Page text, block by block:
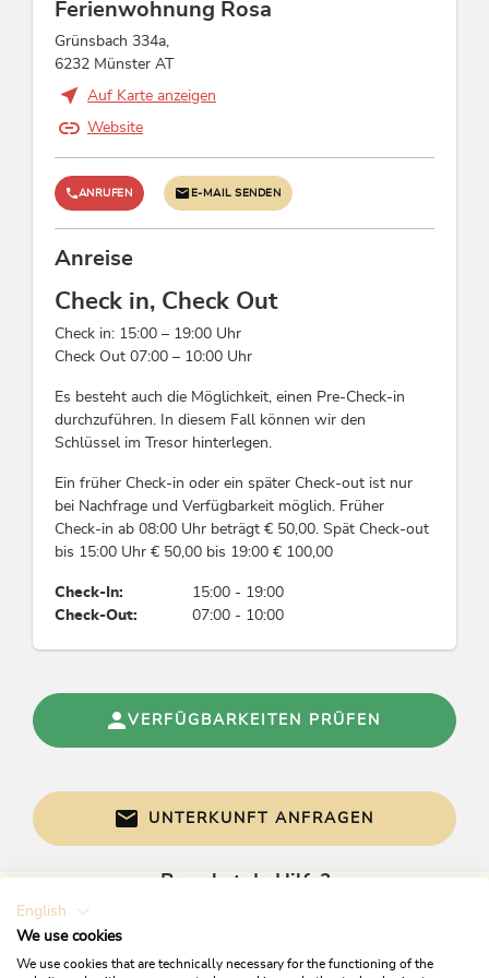
Wanderungen/geführte Wanderungen,
Eignung
Kinder, Nichtraucher, Familien
Waldnähe, Ruhige Lage, Zentrale Lage
Verpflegung
Energieeinsparung
Alle Fenster sind doppelt verglast, Mindestens
energieeffiziente LED-Lampen erzeugt
Gäste können Handtücher mehrmals verwenden
Möglichkeit der Anreise mit öffentlichen
Verkehrsmitteln
Abfallvermeidung & Mülltrennung
Ferienwohnung Rosa
Grünsbach 334a,
6232 Münster AT
Auf Karte anzeigen
Website
ANRUFEN E-MAIL SENDEN
Anreise
Check in, Check Out
Check in: 15:00 – 19:00 Uhr
Check Out 07:00 – 10:00 Uhr
Es besteht auch die Möglichkeit, einen Pre-Check-in
durchzuführen. In diesem Fall können wir den
Schlüssel im Tresor hinterlegen.
Ein früher Check-in oder ein später Check-out ist nur
bei Nachfrage und Verfügbarkeit möglich. Früher
Check-in ab 08:00 Uhr beträgt € 50,00. Spät Check-out
bis 15:00 Uhr € 50,00 bis 19:00 € 100,00
Check-In:
15:00 - 19:00
Check-Out:
07:00 - 10:00
VERFÜGBARKEITEN PRÜFEN
UNTERKUNFT ANFRAGEN
Brauchst du Hilfe?
English
We use cookies
We use cookies that are technically necessary for the functioning of the